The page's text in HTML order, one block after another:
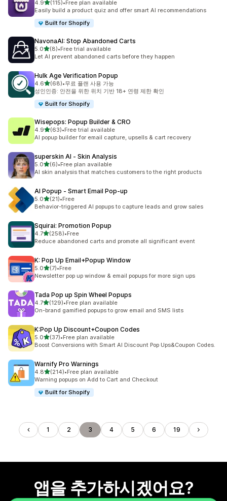
4.9별 5개 중
(115)
총 리뷰 115개
•Free plan available
Easily build a product quiz and offer smart AI recommendations
Built for Shopify
NavonaAI: Stop Abandoned Carts
5.0별 5개 중
(8)
총 리뷰 8개
•Free trial available
Let AI prevent abandoned carts before they happen
Hulk Age Verification Popup
4.6별 5개 중
(68)
총 리뷰 68개
•무료 플랜 사용 가능
성인인증: 안전을 위한 위치 기반 18+ 연령 제한 확인
Built for Shopify
Wisepops: Popup Builder & CRO
4.9별 5개 중
(63)
총 리뷰 63개
•Free trial available
AI popup builder for email capture, upsells & cart recovery
superskin AI ‑ Skin Analysis
5.0별 5개 중
(6)
총 리뷰 6개
•Free plan available
AI skin analysis that matches customers to the right products
AI Popup ‑ Smart Email Pop‑up
5.0별 5개 중
(21)
총 리뷰 21개
•Free
Behavior-triggered AI popups to capture leads and grow sales
Squirai: Promotion Popup
4.7별 5개 중
(258)
총 리뷰 258개
•Free
Reduce abandoned carts and promote all significant event
K: Pop Up Email+Popup Window
5.0별 5개 중
(7)
총 리뷰 7개
•Free
Newsletter pop up window & email popups for more sign ups
Tada Pop up Spin Wheel Popups
4.7별 5개 중
(129)
총 리뷰 129개
•Free plan available
On-brand gamified popups to grow email and SMS lists
K:Pop Up Discount+Coupon Codes
5.0별 5개 중
(37)
총 리뷰 37개
•Free plan available
Boost Conversions with Smart AI Discount Pop Ups&Coupon Codes.
Warnify Pro Warnings
4.8별 5개 중
(214)
총 리뷰 214개
•Free plan available
Warning popups on Add to Cart and Checkout
Built for Shopify
1 2 3 4 5 6 19
앱을 추가하시겠어요?